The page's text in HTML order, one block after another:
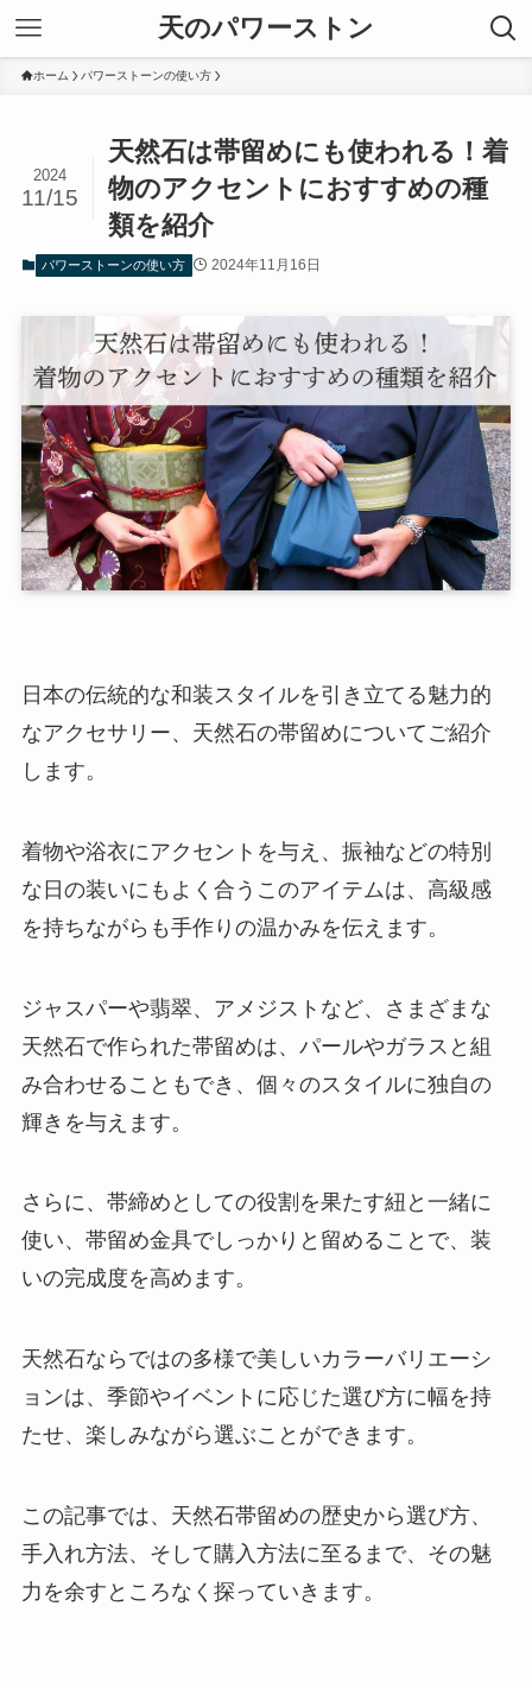
天のパワーストン
ホーム パワーストーンの使い方
天然石は帯留めにも使われる！着
物のアクセントにおすすめの種
類を紹介
2024
11/15
パワーストーンの使い方 2024年11月16日
日本の伝統的な和装スタイルを引き立てる魅力的
なアクセサリー、天然石の帯留めについてご紹介
します。
着物や浴衣にアクセントを与え、振袖などの特別
な日の装いにもよく合うこのアイテムは、高級感
を持ちながらも手作りの温かみを伝えます。
ジャスパーや翡翠、アメジストなど、さまざまな
天然石で作られた帯留めは、パールやガラスと組
み合わせることもでき、個々のスタイルに独自の
輝きを与えます。
さらに、帯締めとしての役割を果たす紐と一緒に
使い、帯留め金具でしっかりと留めることで、装
いの完成度を高めます。
天然石ならではの多様で美しいカラーバリエーシ
ョンは、季節やイベントに応じた選び方に幅を持
たせ、楽しみながら選ぶことができます。
この記事では、天然石帯留めの歴史から選び方、
手入れ方法、そして購入方法に至るまで、その魅
力を余すところなく探っていきます。